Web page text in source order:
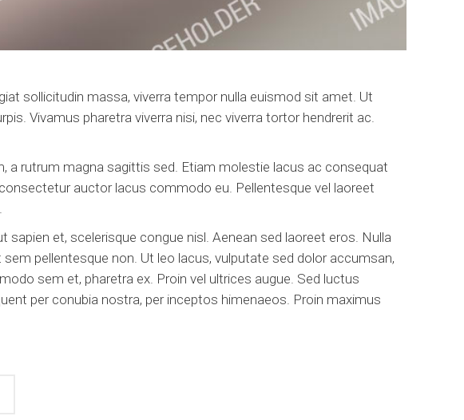
sollicitudin massa, viverra tempor nulla euismod sit amet. Ut
Vivamus pharetra viverra nisi, nec viverra tortor hendrerit ac.
a rutrum magna sagittis sed. Etiam molestie lacus ac consequat
auctor lacus commodo eu. Pellentesque vel laoreet
et, scelerisque congue nisl. Aenean sed laoreet eros. Nulla
pellentesque non. Ut leo lacus, vulputate sed dolor accumsan,
sem et, pharetra ex. Proin vel ultrices augue. Sed luctus
per conubia nostra, per inceptos himenaeos. Proin maximus